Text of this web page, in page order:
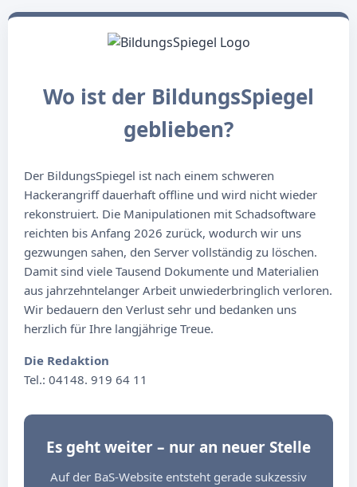
Wo ist der BildungsSpiegel
geblieben?
Der BildungsSpiegel ist nach einem schweren
Hackerangriff dauerhaft offline und wird nicht wieder
rekonstruiert. Die Manipulationen mit Schadsoftware
reichten bis Anfang 2026 zurück, wodurch wir uns
gezwungen sahen, den Server vollständig zu löschen.
Damit sind viele Tausend Dokumente und Materialien
aus jahrzehntelanger Arbeit unwiederbringlich verloren.
Wir bedauern den Verlust sehr und bedanken uns
herzlich für Ihre langjährige Treue.
Die Redaktion
Tel.: 04148. 919 64 11
Es geht weiter – nur an neuer Stelle
Auf der BaS-Website entsteht gerade sukzessiv